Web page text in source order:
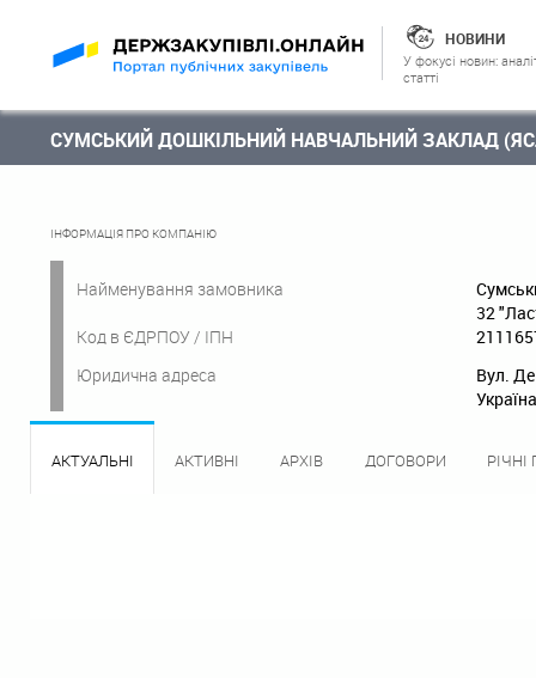
НОВИНИ
У фокусі новин:
статті
СУМСЬКИЙ ДОШКІЛЬНИЙ НАВЧАЛЬНИЙ ЗАКЛАД
ІНФОРМАЦІЯ ПРО КОМПАНІЮ
Найменування замовника
32
Код в ЄДРПОУ / ІПН
Юридична адреса
Вул.
АКТУАЛЬНІ АКТИВНІ АРХІВ ДОГОВОРИ